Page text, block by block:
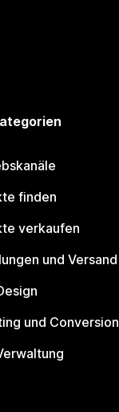
finden
verkaufen
und Versand
und Conversion